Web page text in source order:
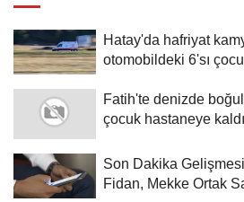
Hatay'da hafriyat
otomobildeki 6'sı
Fatih'te denizde
çocuk hastaneye
Son Dakika
Fidan, Mekke Ortak